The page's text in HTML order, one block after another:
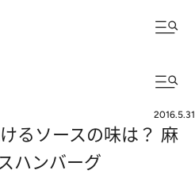
2016.5.31
るソースの味は？ 麻
ハンバーグ